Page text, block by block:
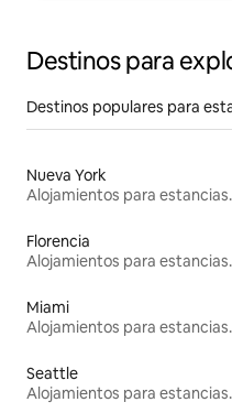
Destinos para
Destinos populares para
Nueva York
Florencia
Miami
Seattle